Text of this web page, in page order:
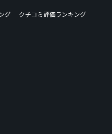
グ
クチコミ評価ランキング